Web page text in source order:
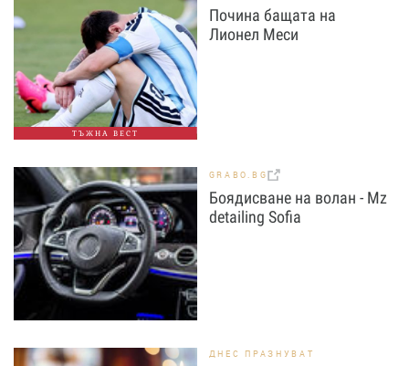
ТЪЖНА ВЕСТ
Почина бащата на
Лионел Меси
GRABO.BG
Боядисване на волан - Mz
detailing Sofia
ДНЕС ПРАЗНУВАТ